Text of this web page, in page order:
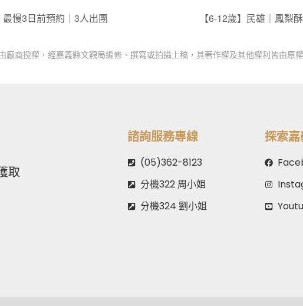
慢3日前預約｜3人出團 【6-12歲】民雄｜鳳梨
商授權，經嘉義縣文觀局編修、撰寫或拍攝上稿，其著作權及其他權利皆由原
取
諮詢服務專線
(05)362-8123
分機322 周小姐
分機324 劉小姐
探索